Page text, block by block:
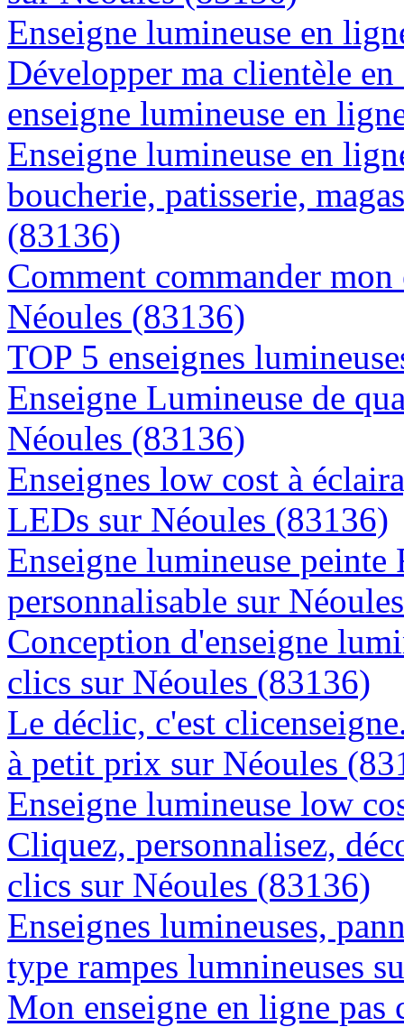
Enseigne lumineuse en
Développer ma clientèle
enseigne lumineuse en
Enseigne lumineuse en
boucherie, patisserie,
(83136)
Comment commander
Néoules (83136)
TOP 5 enseignes
Enseigne Lumineuse de
Néoules (83136)
Enseignes low cost à
LEDs sur Néoules (83136)
Enseigne lumineuse
personnalisable sur
Conception d'enseigne
clics sur Néoules (83136)
Le déclic, c'est
à petit prix sur Néoules
Enseigne lumineuse low
Cliquez, personnalisez,
clics sur Néoules (83136)
Enseignes lumineuses,
type rampes lumnineuses
Mon enseigne en ligne pas